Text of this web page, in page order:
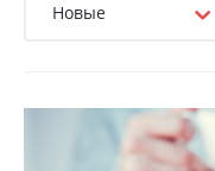
Новые